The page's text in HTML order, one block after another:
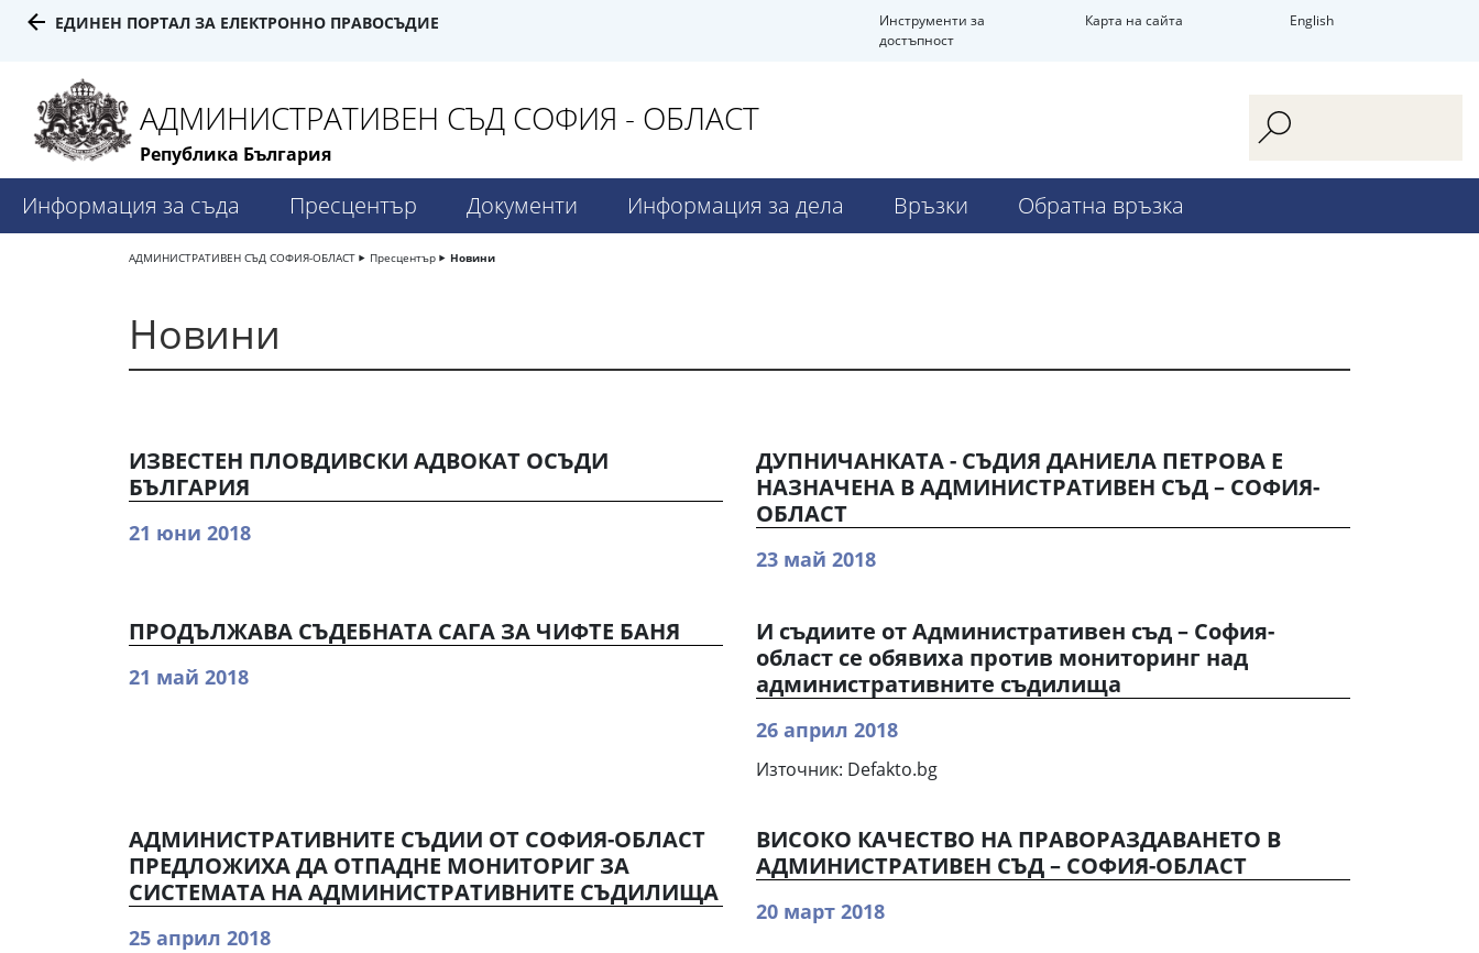
ЕДИНЕН ПОРТАЛ ЗА ЕЛЕКТРОННО ПРАВОСЪДИЕ
Инструменти за
достъпност
Карта на сайта English
АДМИНИСТРАТИВЕН СЪД СОФИЯ - ОБЛАСТ
Република България
Информация за съда Пресцентър Документи Информация за дела Връзки Обратна връзка
АДМИНИСТРАТИВЕН СЪД СОФИЯ-ОБЛАСТ Пресцентър Новини
Новини
ИЗВЕСТЕН ПЛОВДИВСКИ АДВОКАТ ОСЪДИ
БЪЛГАРИЯ
21 юни 2018
ДУПНИЧАНКАТА - СЪДИЯ ДАНИЕЛА ПЕТРОВА Е
НАЗНАЧЕНА В АДМИНИСТРАТИВЕН СЪД – СОФИЯ-
ОБЛАСТ
23 май 2018
ПРОДЪЛЖАВА СЪДЕБНАТА САГА ЗА ЧИФТЕ БАНЯ
21 май 2018
И съдиите от Административен съд – София-
област се обявиха против мониторинг над
административните съдилища
26 април 2018
Източник: Dеfаktо.bg
АДМИНИСТРАТИВНИТЕ СЪДИИ ОТ СОФИЯ-ОБЛАСТ
ПРЕДЛОЖИХА ДА ОТПАДНЕ МОНИТОРИГ ЗА
СИСТЕМАТА НА АДМИНИСТРАТИВНИТЕ СЪДИЛИЩА
25 април 2018
ВИСОКО КАЧЕСТВО НА ПРАВОРАЗДАВАНЕТО В
АДМИНИСТРАТИВЕН СЪД – СОФИЯ-ОБЛАСТ
20 март 2018